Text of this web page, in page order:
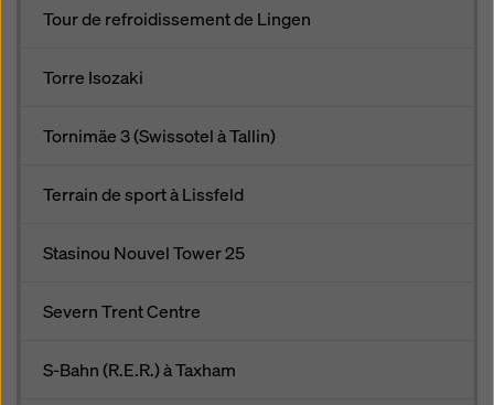
Tour de refroidissement de Lingen
Torre Isozaki
Tornimäe 3 (Swissotel à Tallin)
Terrain de sport à Lissfeld
Stasinou Nouvel Tower 25
Severn Trent Centre
S-Bahn (R.E.R.) à Taxham